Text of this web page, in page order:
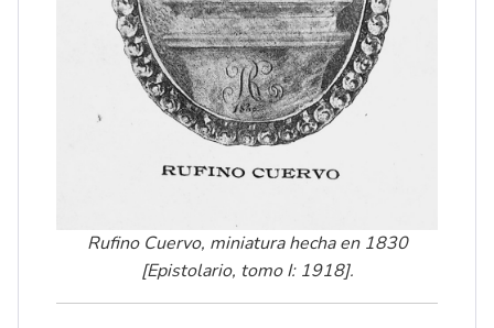
Rufino Cuervo, miniatura hecha en 1830
[Epistolario, tomo I: 1918].